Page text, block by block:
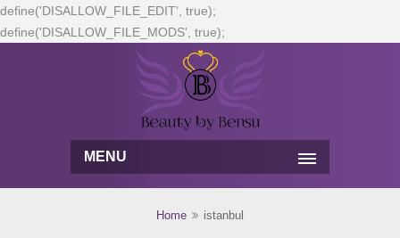
define('DISALLOW_FILE_EDIT', true);
define('DISALLOW_FILE_MODS', true);
MENU
Home istanbul